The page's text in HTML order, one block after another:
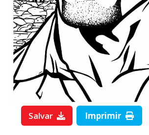
Salvar Imprimir